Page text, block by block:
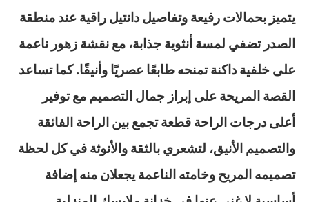
يتميز بحمالات رفيعة وتفاصيل دانتيل راقية عند منطقة
الصدر تضفي لمسة أنثوية جذابة، مع نقشة زهور ناعمة
على خلفية داكنة تمنحه طابعًا عصريًا وأنيقًا. كما تساعد
القصة المريحة على إبراز جمال التصميم مع توفير
أعلى درجات الراحة قطعة تجمع بين الراحة الفائقة
والتصميم الأنيق، لتشعري بالثقة والأنوثة في كل لحظة
تصميمه المريح وخامته الناعمة يجعلان منه إضافة